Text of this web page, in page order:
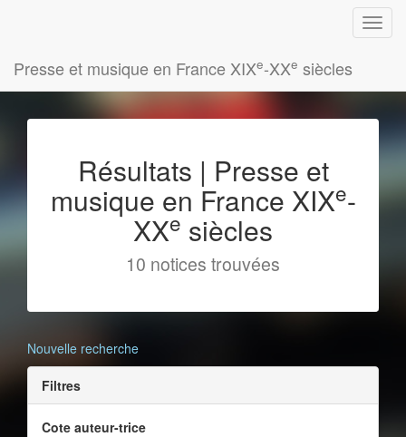
Presse et musique en France XIXe-XXe siècles
Résultats | Presse et
musique en France XIXe-
XXe siècles
10 notices trouvées
Nouvelle recherche
Filtres
Cote auteur-trice